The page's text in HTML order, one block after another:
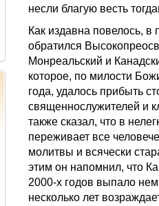
несли благую весть
Как издавна повелось,
обратился
Монреальский и
которое, по милости
года, удалось прибыть
священнослужителей и
также сказал, что в
переживает все
молитвы и всячески
этим он напомнил, что
2000-х годов выпало
несколько лет